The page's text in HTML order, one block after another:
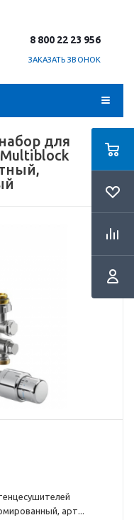
8 800 22 23 956
ЗАКАЗАТЬ ЗВОНОК
для
арт...